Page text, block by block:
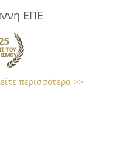
ΕΠΕ
περισσότερα >>